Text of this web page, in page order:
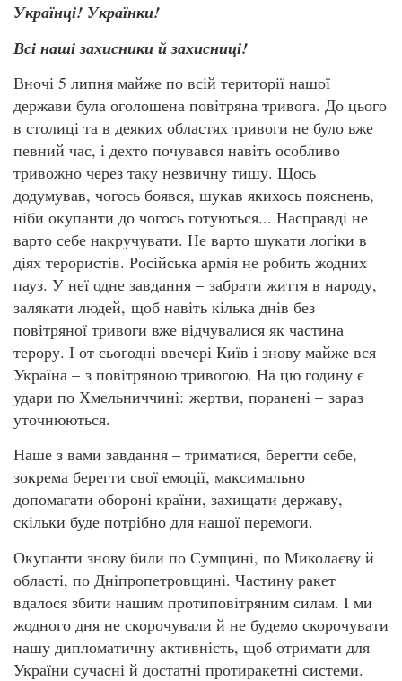
Українці! Українки!
Всі наші захисники й захисниці!
Вночі 5 липня майже по всій території нашої
держави була оголошена повітряна тривога. До цього
в столиці та в деяких областях тривоги не було вже
певний час, і дехто почувався навіть особливо
тривожно через таку незвичну тишу. Щось
додумував, чогось боявся, шукав якихось пояснень,
ніби окупанти до чогось готуються... Насправді не
варто себе накручувати. Не варто шукати логіки в
діях терористів. Російська армія не робить жодних
пауз. У неї одне завдання – забрати життя в народу,
залякати людей, щоб навіть кілька днів без
повітряної тривоги вже відчувалися як частина
терору. І от сьогодні ввечері Київ і знову майже вся
Україна – з повітряною тривогою. На цю годину є
удари по Хмельниччині: жертви, поранені – зараз
уточнюються.
Наше з вами завдання – триматися, берегти себе,
зокрема берегти свої емоції, максимально
допомагати обороні країни, захищати державу,
скільки буде потрібно для нашої перемоги.
Окупанти знову били по Сумщині, по Миколаєву й
області, по Дніпропетровщині. Частину ракет
вдалося збити нашим протиповітряним силам. І ми
жодного дня не скорочували й не будемо скорочувати
нашу дипломатичну активність, щоб отримати для
України сучасні й достатні протиракетні системи.